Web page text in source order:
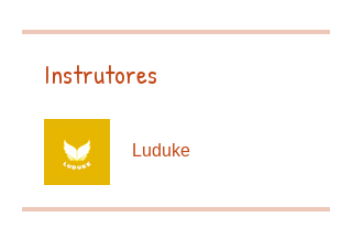
Instrutores
Luduke